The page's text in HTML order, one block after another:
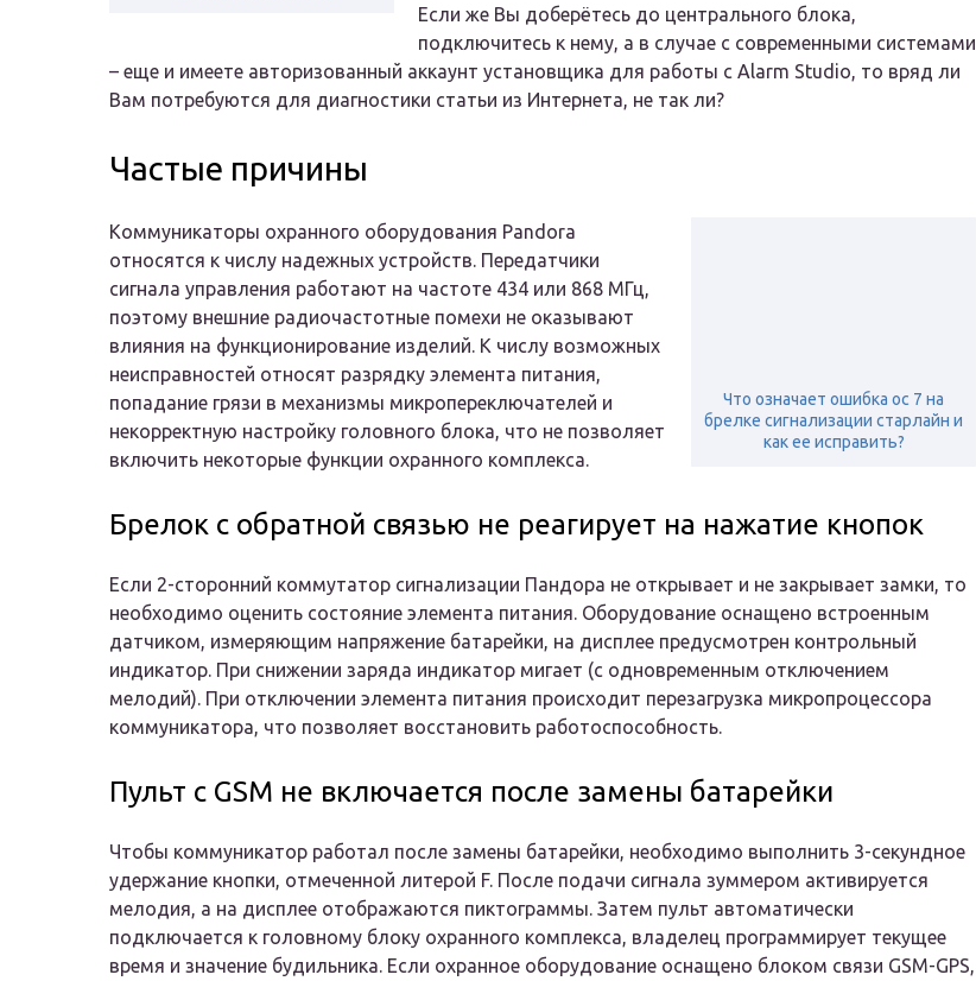
Если же Вы доберётесь до центрального блока,
подключитесь к нему, а в случае с современными системами
– еще и имеете авторизованный аккаунт установщика для работы с Alarm Studio, то вряд ли
Вам потребуются для диагностики статьи из Интернета, не так ли?
Частые причины
Что означает ошибка ос 7 на
брелке сигнализации старлайн и
как ее исправить?
Коммуникаторы охранного оборудования Pandora
относятся к числу надежных устройств. Передатчики
сигнала управления работают на частоте 434 или 868 МГц,
поэтому внешние радиочастотные помехи не оказывают
влияния на функционирование изделий. К числу возможных
неисправностей относят разрядку элемента питания,
попадание грязи в механизмы микропереключателей и
некорректную настройку головного блока, что не позволяет
включить некоторые функции охранного комплекса.
Брелок с обратной связью не реагирует на нажатие кнопок
Если 2-сторонний коммутатор сигнализации Пандора не открывает и не закрывает замки, то
необходимо оценить состояние элемента питания. Оборудование оснащено встроенным
датчиком, измеряющим напряжение батарейки, на дисплее предусмотрен контрольный
индикатор. При снижении заряда индикатор мигает (с одновременным отключением
мелодий). При отключении элемента питания происходит перезагрузка микропроцессора
коммуникатора, что позволяет восстановить работоспособность.
Пульт с GSM не включается после замены батарейки
Чтобы коммуникатор работал после замены батарейки, необходимо выполнить 3-секундное
удержание кнопки, отмеченной литерой F. После подачи сигнала зуммером активируется
мелодия, а на дисплее отображаются пиктограммы. Затем пульт автоматически
подключается к головному блоку охранного комплекса, владелец программирует текущее
время и значение будильника. Если охранное оборудование оснащено блоком связи GSM-GPS,